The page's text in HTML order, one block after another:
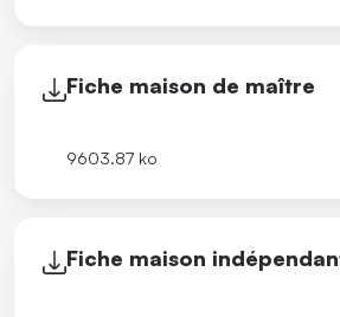
Fiche maison de maître
9603.87 ko
Fiche maison